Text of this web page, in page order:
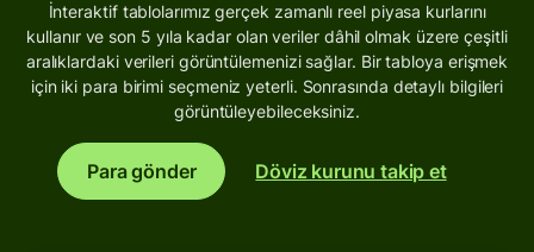
İnteraktif tablolarımız gerçek zamanlı reel piyasa kurlarını
kullanır ve son 5 yıla kadar olan veriler dâhil olmak üzere çeşitli
aralıklardaki verileri görüntülemenizi sağlar. Bir tabloya erişmek
için iki para birimi seçmeniz yeterli. Sonrasında detaylı bilgileri
görüntüleyebileceksiniz.
Para gönder Döviz kurunu takip et